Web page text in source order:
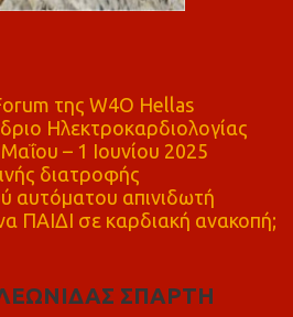
της W4O Hellas
Ηλεκτροκαρδιολογίας
– 1 Ιουνίου 2025
διατροφής
αυτόματου απινιδωτή
ΠΑΙΔΙ σε καρδιακή ανακοπή;
ΣΠΑΡΤΗ